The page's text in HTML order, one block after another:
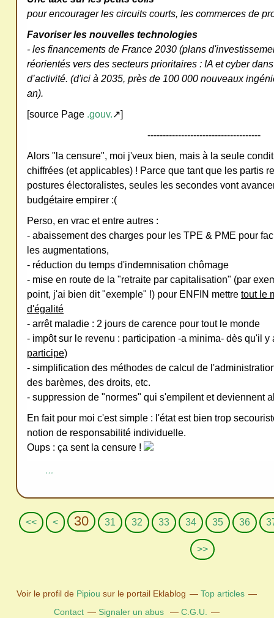
pour encourager les circuits courts, les commerces de
Favoriser les nouvelles technologies
- les financements de France 2030 (plans
réorientés vers des secteurs prioritaires : IA et cyber
d’activité. (d'ici à 2035, près de 100 000 nouveaux
an).
[source Page .gouv.↗]
-------------------------------------
Alors "la censure", moi j'veux bien, mais à la seule
chiffrées (et applicables) ! Parce que tant que les partis
postures électoralistes, seules les secondes vont
budgétaire empirer :(
Perso, en vrac et entre autres :
- abaissement des charges pour les TPE & PME pour
les augmentations,
- réduction du temps d'indemnisation chômage
- mise en route de la "retraite par capitalisation" (par
point, j'ai bien dit "exemple" !) pour ENFIN mettre tout le
d'égalité
- arrêt maladie : 2 jours de carence pour tout le monde
- impôt sur le revenu : participation -a minima- dès qu'il y
participe)
- simplification des méthodes de calcul de
des barèmes, des droits, etc.
- suppression de "normes" qui s'empilent et deviennent
En fait pour moi c'est simple : l'état est bien trop
notion de responsabilité individuelle.
Oups : ça sent la censure !
…
<< <
1
2
30 31 32 33 34 35 36
>>
Voir le profil de Pipiou sur le portail Eklablog
Top articles
Contact
Signaler un abus
C.G.U.